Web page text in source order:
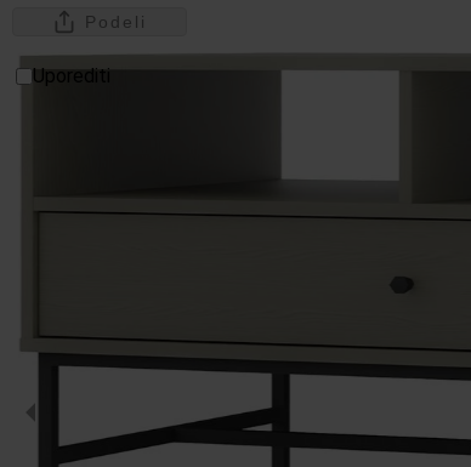
Podeli
Uporediti